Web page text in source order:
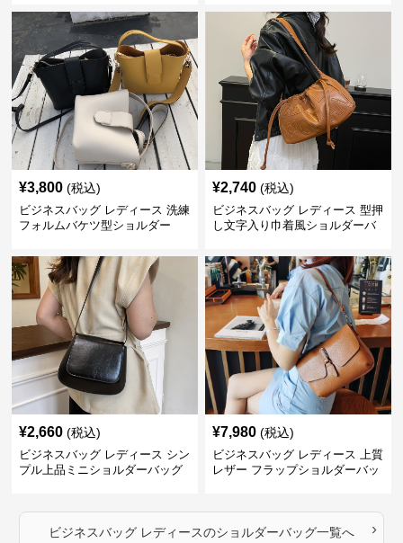
¥3,800 (税込)
ビジネスバッグ レディース 洗練
フォルムバケツ型ショルダー
¥2,740 (税込)
ビジネスバッグ レディース 型押
し文字入り巾着風ショルダーバ
¥2,660 (税込)
ビジネスバッグ レディース シン
プル上品ミニショルダーバッグ
¥7,980 (税込)
ビジネスバッグ レディース 上質
レザー フラップショルダーバッ
ビジネスバッグ レディースのショルダーバッグ一覧へ ›